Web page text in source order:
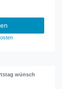
wünsch